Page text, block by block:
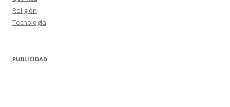
Religión
Tecnología
PUBLICIDAD